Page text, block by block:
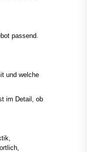
passend.
und welche
im Detail, ob